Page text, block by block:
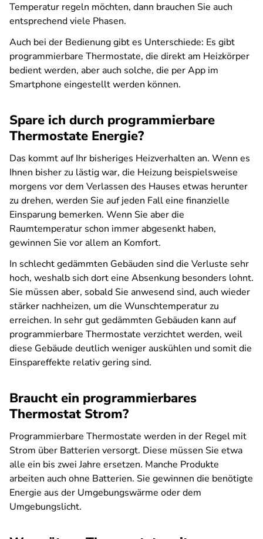
Temperatur regeln möchten, dann brauchen Sie auch
entsprechend viele Phasen.
Auch bei der Bedienung gibt es Unterschiede: Es gibt
programmierbare Thermostate, die direkt am Heizkörper
bedient werden, aber auch solche, die per App im
Smartphone eingestellt werden können.
Spare ich durch programmierbare
Thermostate Energie?
Das kommt auf Ihr bisheriges Heizverhalten an. Wenn es
Ihnen bisher zu lästig war, die Heizung beispielsweise
morgens vor dem Verlassen des Hauses etwas herunter
zu drehen, werden Sie auf jeden Fall eine finanzielle
Einsparung bemerken. Wenn Sie aber die
Raumtemperatur schon immer abgesenkt haben,
gewinnen Sie vor allem an Komfort.
In schlecht gedämmten Gebäuden sind die Verluste sehr
hoch, weshalb sich dort eine Absenkung besonders lohnt.
Sie müssen aber, sobald Sie anwesend sind, auch wieder
stärker nachheizen, um die Wunschtemperatur zu
erreichen. In sehr gut gedämmten Gebäuden kann auf
programmierbare Thermostate verzichtet werden, weil
diese Gebäude deutlich weniger auskühlen und somit die
Einspareffekte relativ gering sind.
Braucht ein programmierbares
Thermostat Strom?
Programmierbare Thermostate werden in der Regel mit
Strom über Batterien versorgt. Diese müssen Sie etwa
alle ein bis zwei Jahre ersetzen. Manche Produkte
arbeiten auch ohne Batterien. Sie gewinnen die benötigte
Energie aus der Umgebungswärme oder dem
Umgebungslicht.